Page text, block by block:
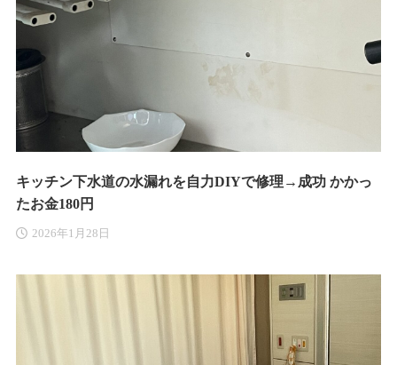
キッチン下水道の水漏れを自力DIYで修理→成功 かかっ
たお金180円
2026年1月28日